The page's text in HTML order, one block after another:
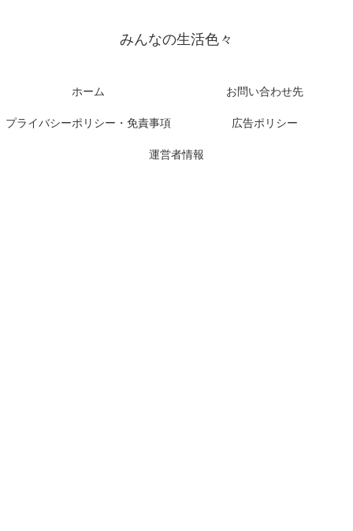
みんなの生活色々
ホーム お問い合わせ先
プライバシーポリシー・免責事項 広告ポリシー
運営者情報